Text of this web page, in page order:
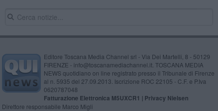
Editore Toscana Media Channel srl - Via Dei Martelli, 8 - 50129
FIRENZE - info@toscanamediachannel.it. TOSCANA MEDIA
NEWS quotidiano on line registrato presso il Tribunale di Firenze
al n. 5935 del 27.09.2013. Iscrizione ROC 22105 - C.F. e P.Iva
0620787048
Fatturazione Elettronica M5UXCR1 | Privacy Nielsen
Direttore responsabile Marco Migli